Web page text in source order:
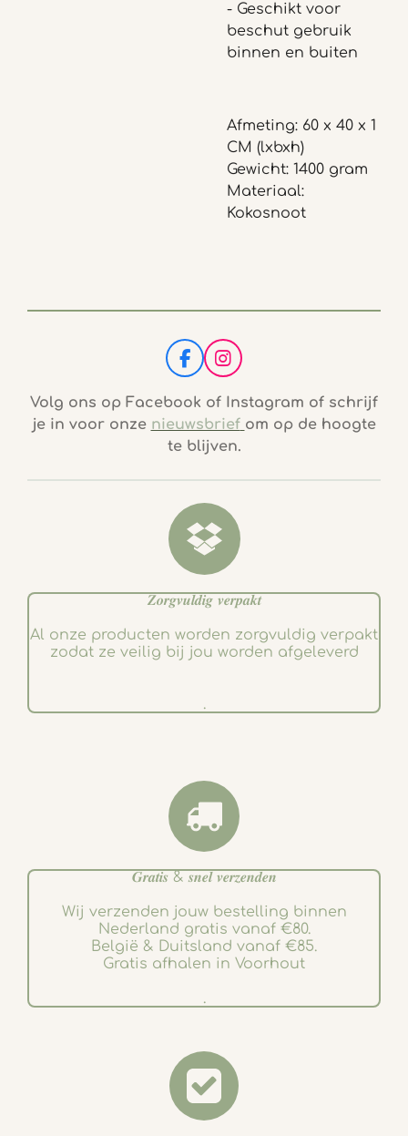
- Geschikt voor
beschut gebruik
binnen en buiten
Afmeting: 60 x 40 x 1
CM (lxbxh)
Gewicht: 1400 gram
Materiaal:
Kokosnoot
F
a
c
b
o
k
I
n
s
t
a
g
a
Volg ons op Facebook of Instagram of schrijf
je in voor onze nieuwsbrief om op de hoogte
te blijven.
𝒁𝒐𝒓𝒈𝒗𝒖𝒍𝒅𝒊𝒈 𝒗𝒆𝒓𝒑𝒂𝒌𝒕
Al onze producten worden zorgvuldig verpakt
zodat ze veilig bij jou worden afgeleverd
.
𝑮𝒓𝒂𝒕𝒊𝒔 & 𝒔𝒏𝒆𝒍 𝒗𝒆𝒓𝒛𝒆𝒏𝒅𝒆𝒏
Wij verzenden jouw bestelling binnen
Nederland gratis vanaf €80.
België & Duitsland vanaf €85.
Gratis afhalen in Voorhout
.